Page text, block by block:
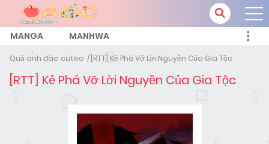
MANGA MANHWA
Quả anh đào cuteo [RTT] Kẻ Phá Vỡ Lời Nguyền Của Gia Tộc
[RTT] Kẻ Phá Vỡ Lời Nguyền Của Gia Tộc